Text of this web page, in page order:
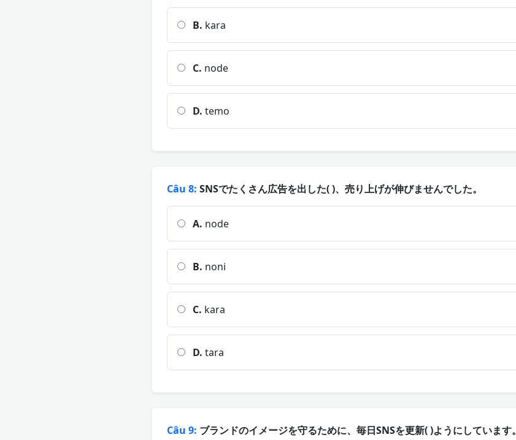
B. kara
C. node
D. temo
Câu 8: SNSでたくさん広告を出した( )、売り上げが伸びませんでした。
A. node
B. noni
C. kara
D. tara
Câu 9: ブランドのイメージを守るために、毎日SNSを更新( )ようにしています。